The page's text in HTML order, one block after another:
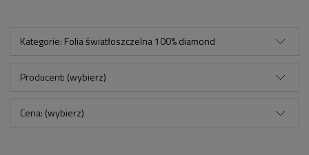
Kategorie: Folia światłoszczelna 100% diamond
Producent: (wybierz)
Cena: (wybierz)